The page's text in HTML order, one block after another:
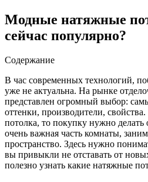
Модные натяжные
сейчас популярно?
Содержание
В час современных технологий,
уже не актуальна. На рынке
представлен огромный выбор:
оттенки, производители, свойства.
потолка, то покупку нужно делать
очень важная часть комнаты,
пространство. Здесь нужно
вы привыкли не отставать от
полезно узнать какие натяжные